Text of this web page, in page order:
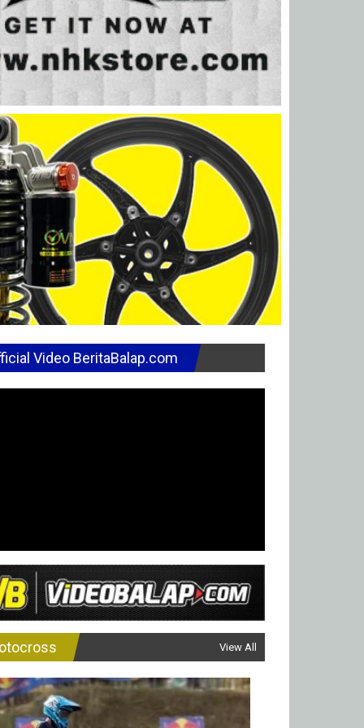
Video BeritaBalap.com
View All